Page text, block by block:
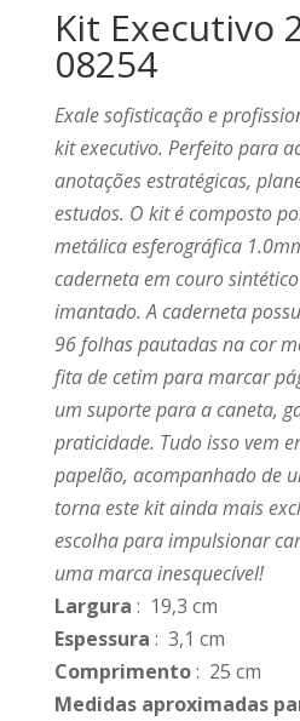
Kit Executivo
08254
Exale sofisticação e
kit executivo. Perfeito para
anotações estratégicas,
estudos. O kit é composto
metálica esferográfica
caderneta em couro
imantado. A caderneta
96 folhas pautadas na cor
fita de cetim para marcar
um suporte para a caneta,
praticidade. Tudo isso vem
papelão, acompanhado de
torna este kit ainda mais
escolha para impulsionar
uma marca inesquecível!
Largura : 19,3 cm
Espessura : 3,1 cm
Comprimento: 25 cm
Medidas aproximadas